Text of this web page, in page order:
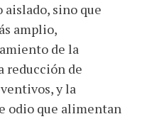
aislado, sino que
amplio,
de la
reducción de
y la
odio que alimentan